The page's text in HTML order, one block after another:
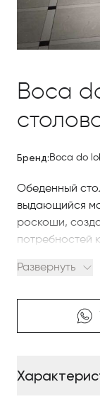
Boca
Бренд: Boca do
Обеденный
выдающийся
роскоши,
потребностей
роскошными
Особенности
отделан
Развернуть